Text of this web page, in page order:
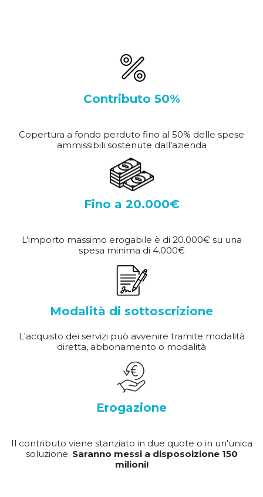
Contributo 50%
Copertura a fondo perduto fino al 50% delle spese
ammissibili sostenute dall’azienda
Fino a 20.000€
L’importo massimo erogabile è di 20.000€ su una
spesa minima di 4.000€
Modalità di sottoscrizione
L'acquisto dei servizi può avvenire tramite modalità
diretta, abbonamento o modalità
Erogazione
Il contributo viene stanziato in due quote o in un'unica
soluzione. Saranno messi a disposoizione 150
milioni!